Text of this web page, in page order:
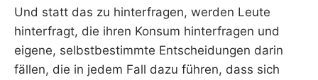
Und statt das zu hinterfragen, werden Leute
hinterfragt, die ihren Konsum hinterfragen und
eigene, selbstbestimmte Entscheidungen darin
fällen, die in jedem Fall dazu führen, dass sich